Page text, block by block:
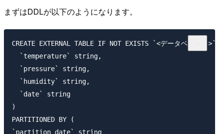
まずはDDLが以下のようになります。
CREATE EXTERNAL TABLE IF NOT EXISTS `<データベー
  `temperature` string,
  `pressure` string,
  `humidity` string,
  `date` string
)
PARTITIONED BY (
`partition_date` string